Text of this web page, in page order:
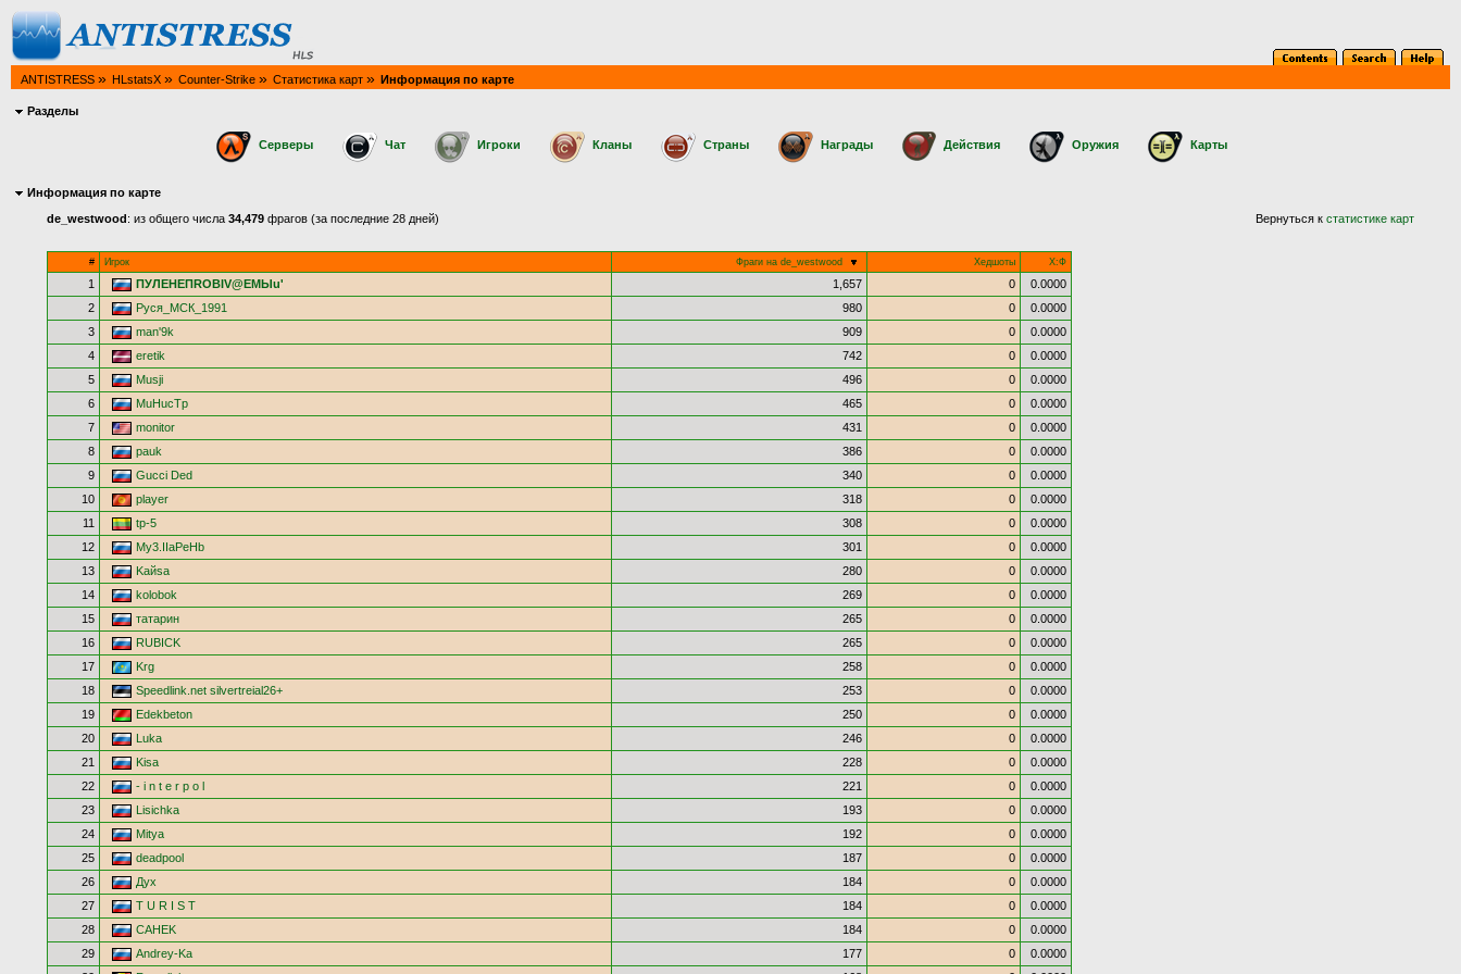
ANTISTRESS » HLstatsX » Counter-Strike » Статистика карт » Информация по карте
Разделы
Серверы Чат Игроки Кланы Страны Награды Действия Оружия Карты
Информация по карте
de_westwood: из общего числа34,479 фрагов (за последние 28 дней) Вернуться к статистике карт
# Игрок Фраги на de_westwood Хедшоты Х:Ф
1 ПУЛЕНЕПROBIV@EMЫu' 1,657 0
0.0000
2
Руся_МСК_1991 980 0
0.0000
3
man'9k 909 0
0.0000
4
eretik 742 0
0.0000
5
Musji 496 0
0.0000
6
MuHucTp 465 0
0.0000
7
monitor 431 0
0.0000
8
pauk 386 0
0.0000
9
Gucci Ded 340 0
0.0000
10
player 318 0
0.0000
11
tp-5 308 0
0.0000
12
My3.IIaPeHb 301 0
0.0000
13
Kaйsa 280 0
0.0000
14
kolobok 269 0
0.0000
15
татарин 265 0
0.0000
16
RUBICK 265 0
0.0000
17
Krg 258 0
0.0000
18
Speedlink.net silvertreial26+ 253 0
0.0000
19
Edekbeton 250 0
0.0000
20
Luka 246 0
0.0000
21
Kisa 228 0
0.0000
22
- i n t e r p o l 221 0
0.0000
23
Lisichka 193 0
0.0000
24
Mitya 192 0
0.0000
25
deadpool 187 0
0.0000
26
Дух 184 0
0.0000
27
T U R I S T 184 0
0.0000
28
CAHEK 184 0
0.0000
29
Andrey-Ka 177 0
0.0000